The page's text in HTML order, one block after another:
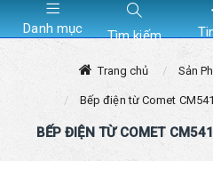
Danh mục Tìm kiếm
Trang chủ Sản
Bếp điện từ Comet
BẾP ĐIỆN TỪ COMET